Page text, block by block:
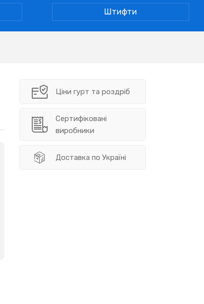
Штифти
Ціни гурт та роздріб
Сертифіковані
виробники
Доставка по Україні